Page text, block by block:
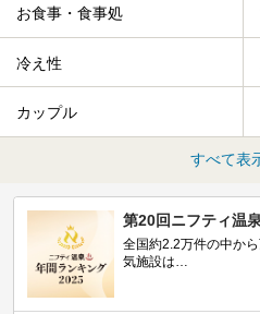
お食事・食事処
冷え性
カップル
すべて表
第20回ニフティ温
全国約2.2万件の中か
気施設は…